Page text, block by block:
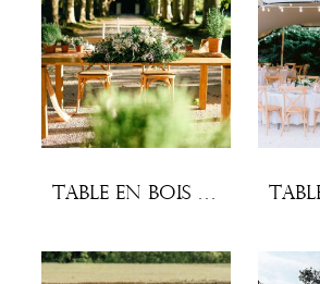
Table en bois rectangulaire 200cm x 100cm